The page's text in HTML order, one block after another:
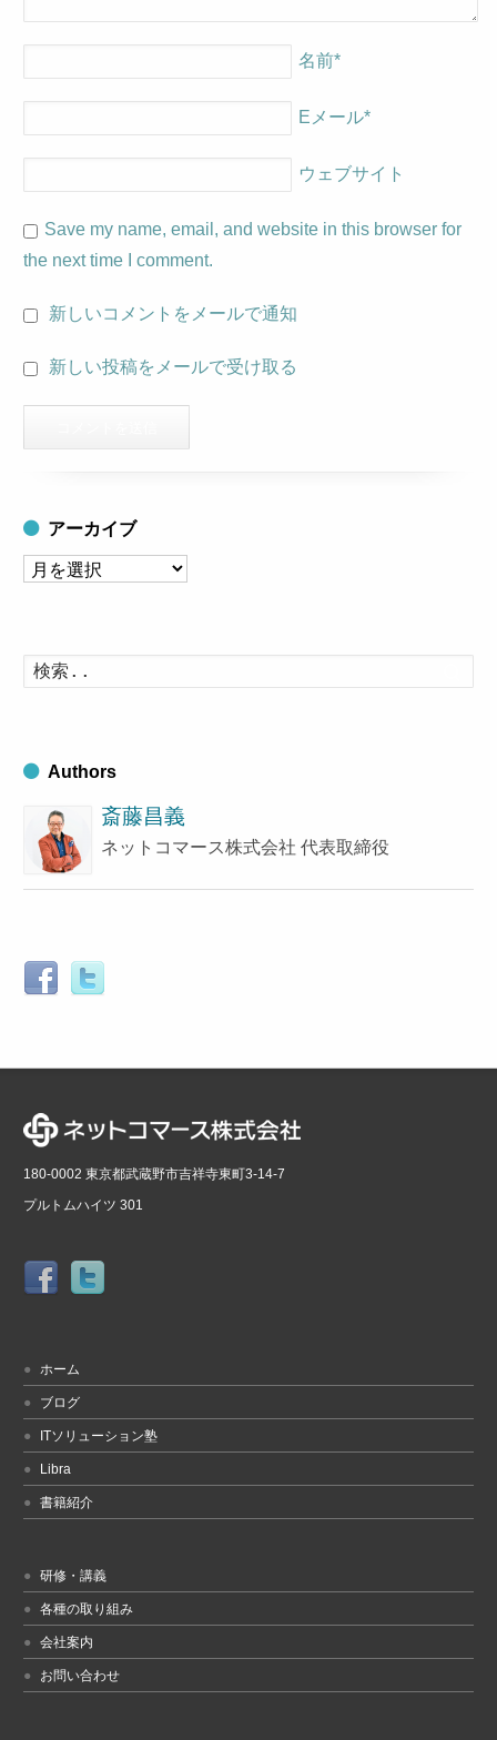
名前*
Eメール*
ウェブサイト
Save my name, email, and website in this browser for
the next time I comment.
新しいコメントをメールで通知
新しい投稿をメールで受け取る
アーカイブ
ア
イ
ブ
索
Authors
斎藤昌義
ネットコマース株式会社 代表取締役
180-0002 東京都武蔵野市吉祥寺東町3-14-7
プルトムハイツ 301
ホーム
ブログ
ITソリューション塾
Libra
書籍紹介
研修・講義
各種の取り組み
会社案内
お問い合わせ